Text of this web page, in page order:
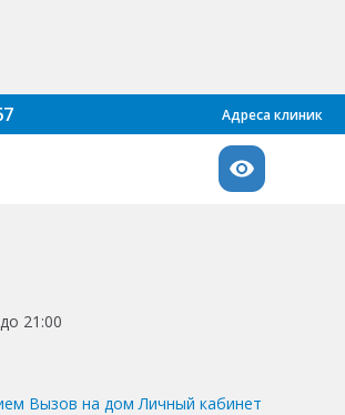
Адреса клиник
21:00
Вызов на дом Личный кабинет